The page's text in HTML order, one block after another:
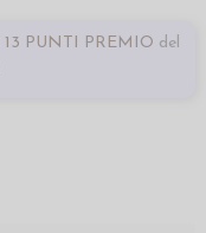
13 PUNTI PREMIO del